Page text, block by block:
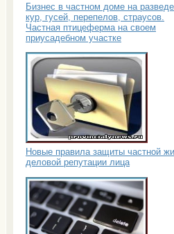
Бизнес в частном доме на
кур, гусей, перепелов, страусов.
Частная птицеферма на своем
приусадебном участке
Новые правила защиты частной
деловой репутации лица